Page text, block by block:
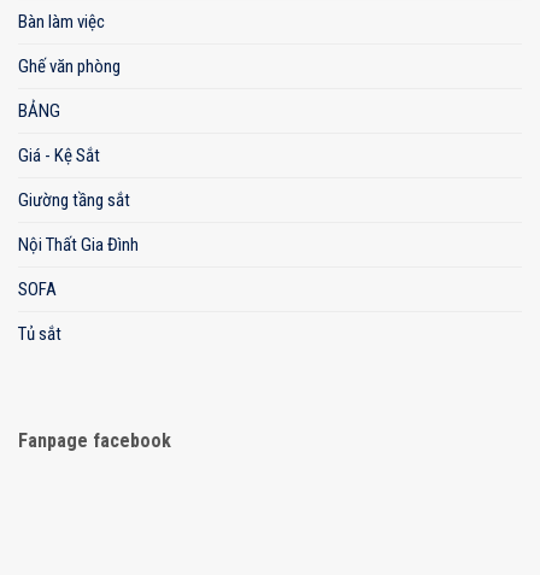
Bàn làm việc
Ghế văn phòng
BẢNG
Giá - Kệ Sắt
Giường tầng sắt
Nội Thất Gia Đình
SOFA
Tủ sắt
Fanpage facebook